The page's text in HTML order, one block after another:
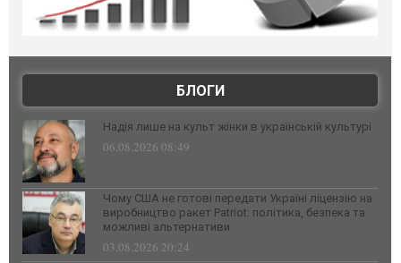
БЛОГИ
Надія лише на культ жінки в українській культурі
06.08.2026 08:49
Чому США не готові передати Україні ліцензію на
виробництво ракет Patriot: політика, безпека та
можливі альтернативи
03.08.2026 20:24